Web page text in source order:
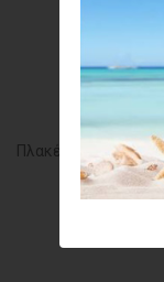
Πλακέτα Φόρτισης